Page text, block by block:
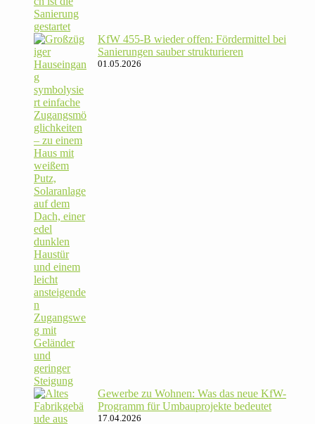
KfW 455‑B wieder offen: För­der­mittel bei
Sanie­rungen sauber strukturieren
01.05.2026
Gewerbe zu Wohnen: Was das neue KfW-
Pro­gramm für Umbau­pro­jekte bedeutet
17.04.2026